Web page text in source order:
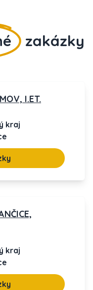
zakázky
I.ET.
kraj
kraj